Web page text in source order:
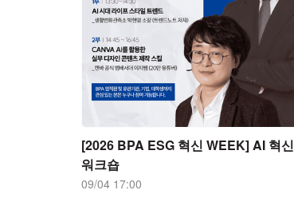
[2026 BPA ESG 혁신 WEEK] AI 혁신
워크숍
09/04 17:00